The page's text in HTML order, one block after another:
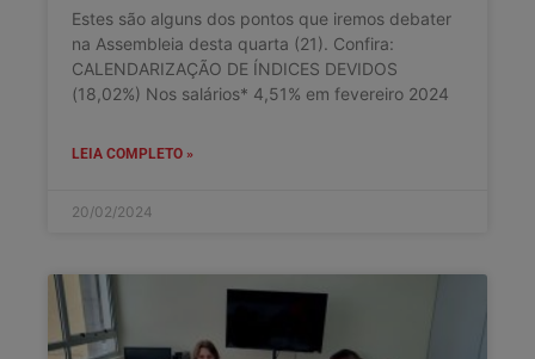
Estes são alguns dos pontos que iremos debater
na Assembleia desta quarta (21). Confira:
CALENDARIZAÇÃO DE ÍNDICES DEVIDOS
(18,02%) Nos salários* 4,51% em fevereiro 2024
LEIA COMPLETO »
20/02/2024